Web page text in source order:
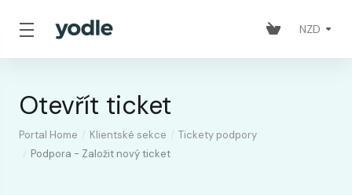
NZD
Otevřít ticket
Portal Home Klientské sekce
Tickety podpory
Podpora - Založit nový ticket